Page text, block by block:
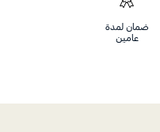
ضمان لمدة
عامين